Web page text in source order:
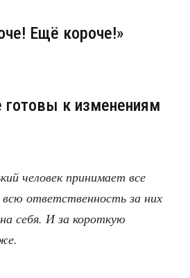
Ещё короче!»
к изменениям
человек принимает все
ответственность за них
себя. И за короткую